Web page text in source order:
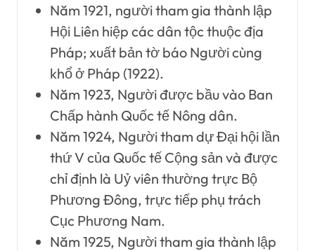
Năm 1921, người tham gia thành lập
Hội Liên hiệp các dân tộc thuộc địa
Pháp; xuất bản tờ báo Người cùng
khổ ở Pháp (1922).
Năm 1923, Người được bầu vào Ban
Chấp hành Quốc tế Nông dân.
Năm 1924, Người tham dự Đại hội lần
thứ V của Quốc tế Cộng sản và được
chỉ định là Uỷ viên thường trực Bộ
Phương Đông, trực tiếp phụ trách
Cục Phương Nam.
Năm 1925, Người tham gia thành lập